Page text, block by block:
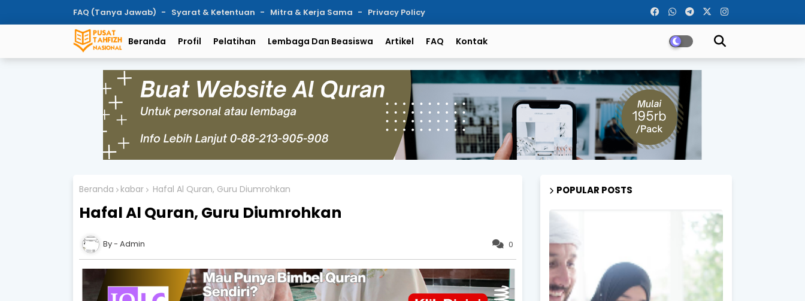
FAQ (Tanya Jawab) Syarat & Ketentuan Mitra & Kerja Sama Privacy Policy
Beranda Profil Pelatihan Lembaga Dan Beasiswa Artikel FAQ Kontak
Beranda kabar Hafal Al Quran, Guru Diumrohkan
Hafal Al Quran, Guru Diumrohkan
0
Admin
POPULAR POSTS